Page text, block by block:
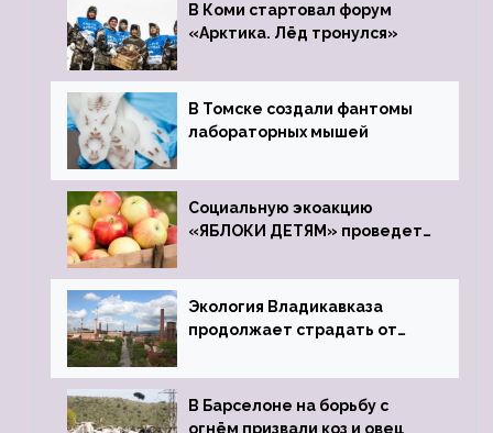
В Коми стартовал форум
«Арктика. Лёд тронулся»
В Томске создали фантомы
лабораторных мышей
Социальную экоакцию
«ЯБЛОКИ ДЕТЯМ» проведет
Экология Владикавказа
продолжает страдать от
В Барселоне на борьбу с
огнём призвали коз и овец